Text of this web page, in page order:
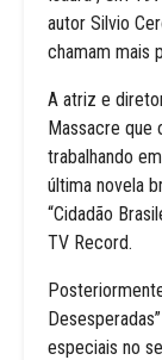
autor Silvio
chamam mais
A atriz e
Massacre que
trabalhando
última novela
“Cidadão
TV Record.
especiais no